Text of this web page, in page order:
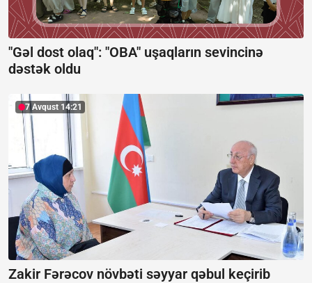
"Gəl dost olaq": "OBA" uşaqların sevincinə
dəstək oldu
7 Avqust 14:21
Zakir Fərəcov növbəti səyyar qəbul keçirib